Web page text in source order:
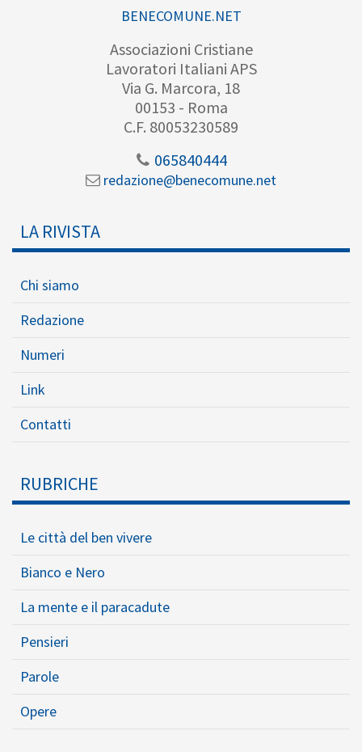
BENECOMUNE.NET
Associazioni Cristiane
Lavoratori Italiani APS
Via G. Marcora, 18
00153 - Roma
C.F. 80053230589
065840444
redazione@benecomune.net
LA RIVISTA
Chi siamo
Redazione
Numeri
Link
Contatti
RUBRICHE
Le città del ben vivere
Bianco e Nero
La mente e il paracadute
Pensieri
Parole
Opere